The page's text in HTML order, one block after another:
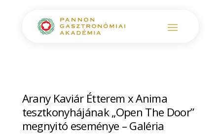
Arany Kaviár Étterem x Anima
tesztkonyhájának „Open The Door”
megnyitó eseménye – Galéria